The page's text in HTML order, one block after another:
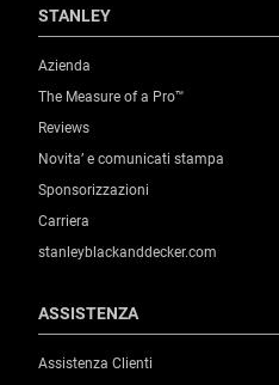
STANLEY
Azienda
The Measure of a Pro™
Reviews
Novita’ e comunicati stampa
Sponsorizzazioni
Carriera
stanleyblackanddecker.com
ASSISTENZA
Assistenza Clienti